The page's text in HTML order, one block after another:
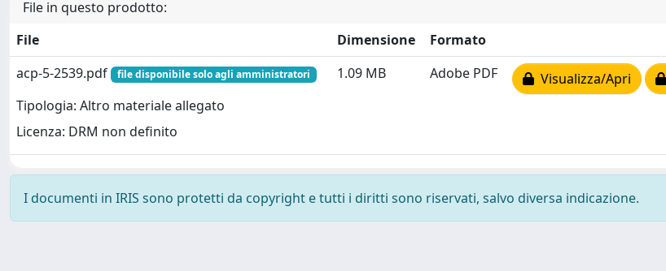
File in questo prodotto:
File
Dimensione
Formato
acp-5-2539.pdf
file disponibile solo agli amministratori
Tipologia: Altro materiale allegato
Licenza: DRM non definito
1.09 MB Adobe PDF Visualizza/Apri
I documenti in IRIS sono protetti da copyright e tutti i diritti sono riservati, salvo diversa indicazione.